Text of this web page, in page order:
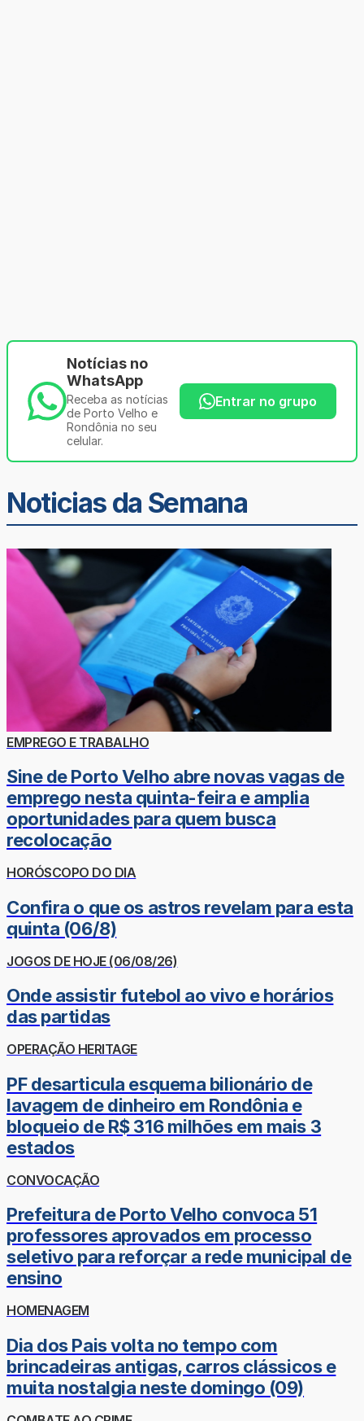
Notícias no
WhatsApp
Receba as notícias
de Porto Velho e
Rondônia no seu
celular.
Entrar no grupo
Noticias da Semana
EMPREGO E TRABALHO
Sine de Porto Velho abre novas vagas de
emprego nesta quinta-feira e amplia
oportunidades para quem busca
recolocação
HORÓSCOPO DO DIA
Confira o que os astros revelam para esta
quinta (06/8)
JOGOS DE HOJE (06/08/26)
Onde assistir futebol ao vivo e horários
das partidas
OPERAÇÃO HERITAGE
PF desarticula esquema bilionário de
lavagem de dinheiro em Rondônia e
bloqueio de R$ 316 milhões em mais 3
estados
CONVOCAÇÃO
Prefeitura de Porto Velho convoca 51
professores aprovados em processo
seletivo para reforçar a rede municipal de
ensino
HOMENAGEM
Dia dos Pais volta no tempo com
brincadeiras antigas, carros clássicos e
muita nostalgia neste domingo (09)